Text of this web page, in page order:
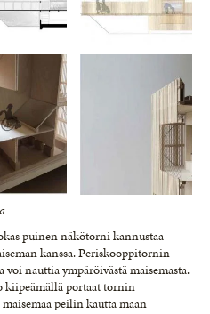
puinen näkötorni kannustaa
kanssa. Periskooppitornin
nauttia ympäröivästä maisemasta.
kiipeämällä portaat tornin
peilin kautta maan